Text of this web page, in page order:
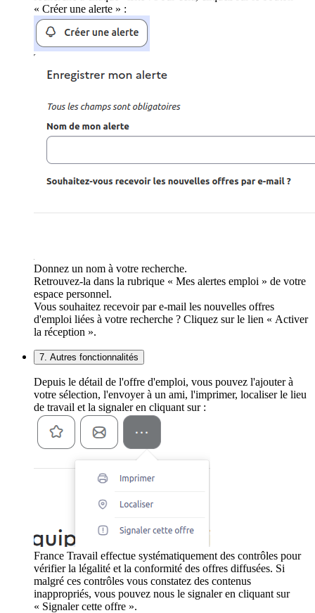
« Créer une alerte » :
Donnez un nom à votre recherche.
Retrouvez-la dans la rubrique « Mes alertes emploi » de votre
espace personnel.
Vous souhaitez recevoir par e-mail les nouvelles offres
d'emploi liées à votre recherche ? Cliquez sur le lien « Activer
la réception ».
7. Autres fonctionnalités
Depuis le détail de l'offre d'emploi, vous pouvez l'ajouter à
votre sélection, l'envoyer à un ami, l'imprimer, localiser le lieu
de travail et la signaler en cliquant sur :
France Travail effectue systématiquement des contrôles pour
vérifier la légalité et la conformité des offres diffusées. Si
malgré ces contrôles vous constatez des contenus
inappropriés, vous pouvez nous le signaler en cliquant sur
« Signaler cette offre ».